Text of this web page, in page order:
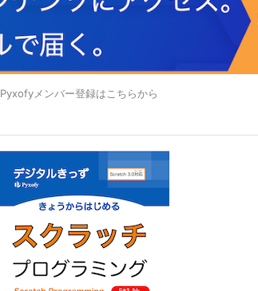
Pyxofyメンバー登録はこちらから